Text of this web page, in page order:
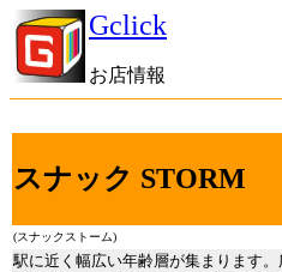
Gclick
お店情報
スナック STORM
(スナックストーム)
駅に近く幅広い年齢層が集まります